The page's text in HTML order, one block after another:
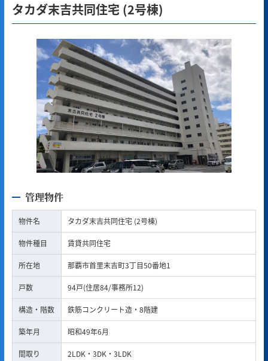
タカダ末吉共同住宅 (2号棟)
管理物件
物件名 タカダ末吉共同住宅 (2号棟)
物件種目 賃貸共同住宅
所在地 那覇市首里末吉町3丁目50番地1
戸数 94戸(住居84/事務所12)
構造・階数 鉄筋コンクリート造・8階建
築年月 昭和49年6月
間取り 2LDK・3DK・3LDK